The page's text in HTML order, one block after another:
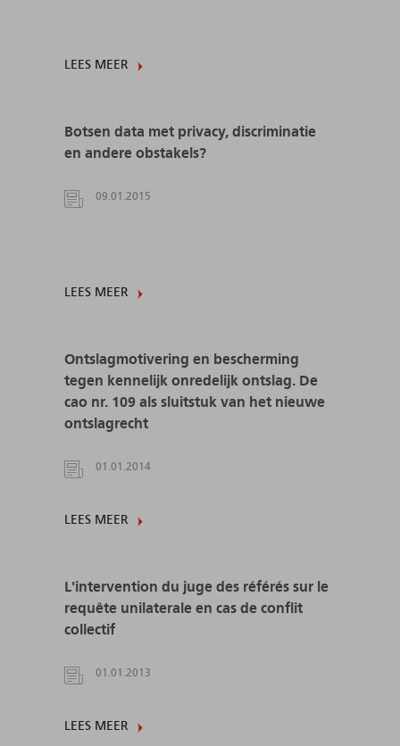
LEES MEER
Botsen data met privacy, discriminatie
en andere obstakels?
09.01.2015
LEES MEER
Ontslagmotivering en bescherming
tegen kennelijk onredelijk ontslag. De
cao nr. 109 als sluitstuk van het nieuwe
ontslagrecht
01.01.2014
LEES MEER
L'intervention du juge des référés sur le
requête unilaterale en cas de conflit
collectif
01.01.2013
LEES MEER